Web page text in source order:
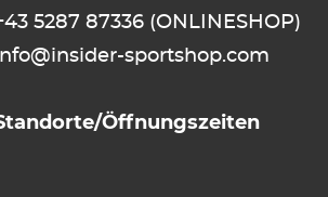
5287 87336 (ONLINESHOP)
sportshop.com
Öffnungszeiten